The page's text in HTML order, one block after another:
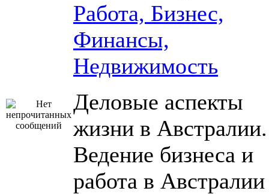
Работа, Бизнес,
Финансы,
Недвижимость
Деловые аспекты
жизни в Австралии.
Ведение бизнеса и
работа в Австралии